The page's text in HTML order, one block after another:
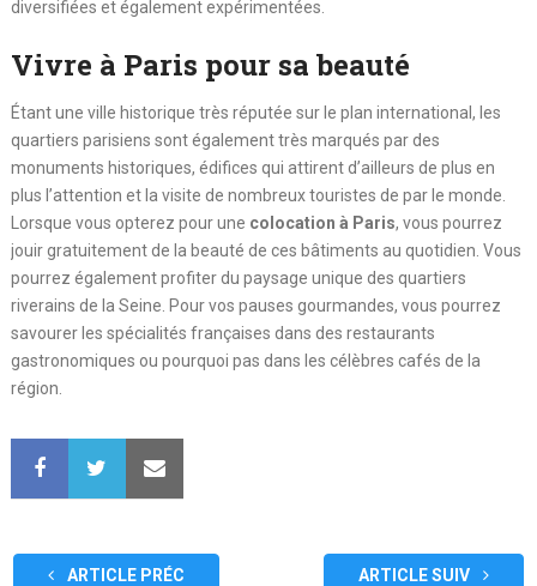
diversifiées et également expérimentées.
Vivre à Paris pour sa beauté
Étant une ville historique très réputée sur le plan international, les
quartiers parisiens sont également très marqués par des
monuments historiques, édifices qui attirent d’ailleurs de plus en
plus l’attention et la visite de nombreux touristes de par le monde.
Lorsque vous opterez pour une colocation à Paris, vous pourrez
jouir gratuitement de la beauté de ces bâtiments au quotidien. Vous
pourrez également profiter du paysage unique des quartiers
riverains de la Seine. Pour vos pauses gourmandes, vous pourrez
savourer les spécialités françaises dans des restaurants
gastronomiques ou pourquoi pas dans les célèbres cafés de la
région.
ARTICLE PRÉC ARTICLE SUIV